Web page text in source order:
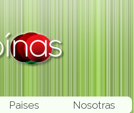
Nosotras
Paises